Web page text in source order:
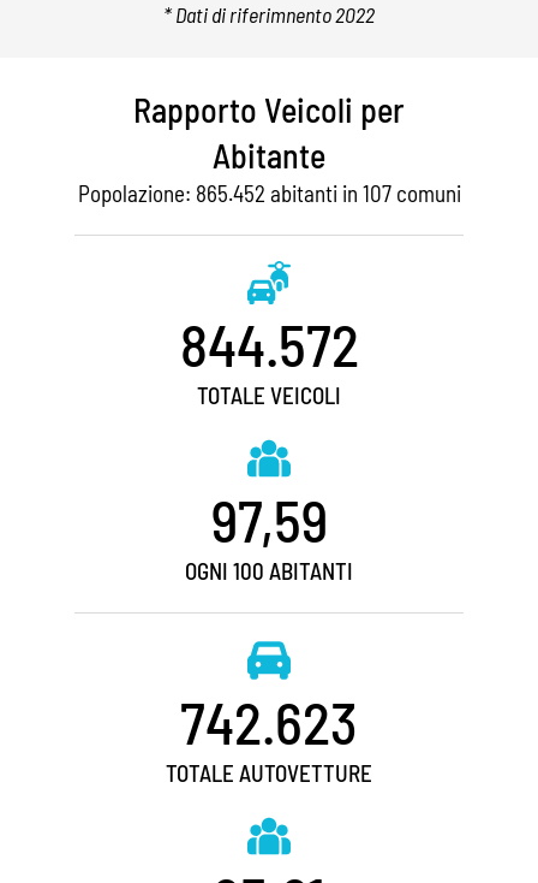
* Dati di riferimnento 2022
Rapporto Veicoli per
Abitante
Popolazione: 865.452 abitanti in 107 comuni
844.572
TOTALE VEICOLI
97,59
OGNI 100 ABITANTI
742.623
TOTALE AUTOVETTURE